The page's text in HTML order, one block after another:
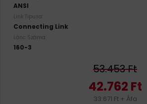
ANSI
Link Tipusa:
Connecting Link
Lánc Száma:
160-3
53.453 Ft
42.762 Ft
33.671 Ft + Áfa